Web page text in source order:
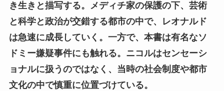
き生きと描写する。メディチ家の保護の下、芸術
と科学と政治が交錯する都市の中で、レオナルド
は急速に成長していく。一方で、本書は有名なソ
ドミー嫌疑事件にも触れる。ニコルはセンセーシ
ョナルに扱うのではなく、当時の社会制度や都市
文化の中で慎重に位置づけている。